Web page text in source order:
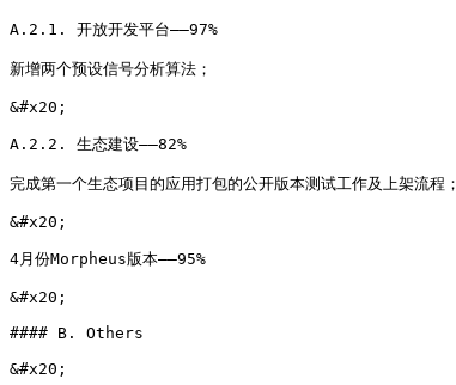
A.2.1. 开放开发平台——97%
新增两个预设信号分析算法；
&#x20;
A.2.2. 生态建设——82%
完成第一个生态项目的应用打包的公开版本测试工作及上架流程；
&#x20;
4月份Morpheus版本——95%
&#x20;
#### B. Others